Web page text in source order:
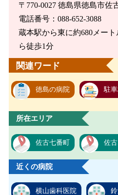
〒770-0027 徳島県徳島市佐
電話番号：088-652-3088
蔵本駅から東に約680メー
ら徒歩1分
関連ワード
徳島の病院 駐
所在エリア
佐古七番町 佐
近くの病院
横山歯科医院